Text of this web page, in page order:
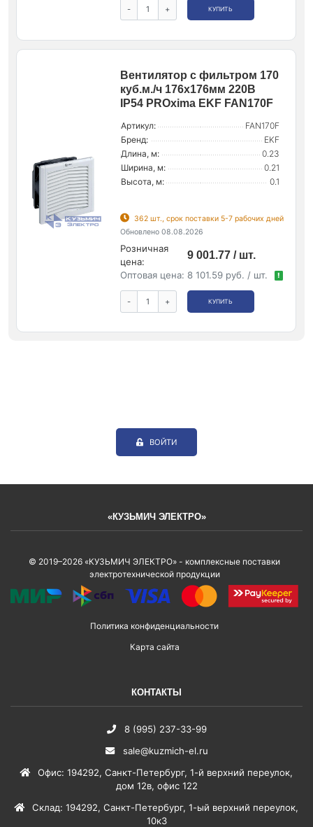
- + КУПИТЬ
Вентилятор с фильтром 170
куб.м./ч 176x176мм 220В
IP54 PROxima EKF FAN170F
Артикул:
FAN170F
Бренд:
EKF
Длина, м:
0.23
Ширина, м:
0.21
Высота, м:
0.1
362 шт., срок поставки 5-7 рабочих дней
Обновлено 08.08.2026
Розничная
цена:
9 001.77 / шт.
Оптовая цена: 8 101.59 руб. / шт. !
- + КУПИТЬ
ВОЙТИ
«КУЗЬМИЧ ЭЛЕКТРО»
© 2019–2026 «КУЗЬМИЧ ЭЛЕКТРО» - комплексные поставки
электротехнической продукции
Политика конфиденциальности
Карта сайта
КОНТАКТЫ
8 (995) 237-33-99
sale@kuzmich-el.ru
Офис: 194292, Санкт-Петербург, 1-й верхний переулок,
дом 12в, офис 122
Склад: 194292, Санкт-Петербург, 1-ый верхний переулок,
10к3